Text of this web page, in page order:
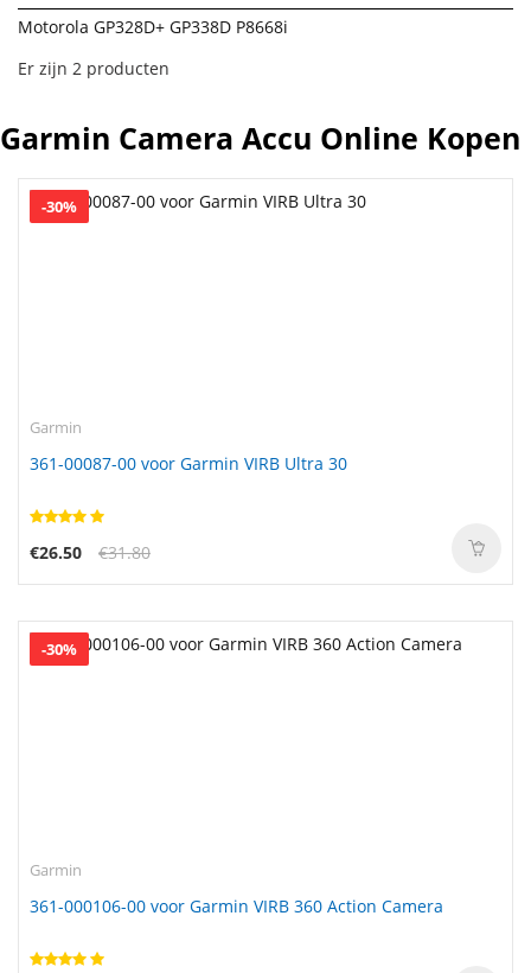
Motorola GP328D+ GP338D P8668i
Er zijn 2 producten
Garmin Camera Accu Online Kopen
-30%
Garmin
361-00087-00 voor Garmin VIRB Ultra 30
€26.50 €31.80
-30%
Garmin
361-000106-00 voor Garmin VIRB 360 Action Camera